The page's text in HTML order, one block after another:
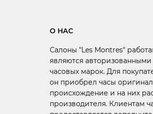
О НАС
Салоны "Les Montres"
являются
часовых марок. Для
он приобрел часы
происхождение и на них
производителя. Клиентам